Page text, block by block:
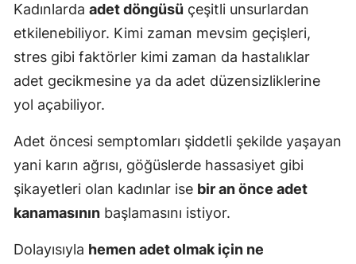
Kadınlarda adet döngüsü çeşitli unsurlardan
etkilenebiliyor. Kimi zaman mevsim geçişleri,
stres gibi faktörler kimi zaman da hastalıklar
adet gecikmesine ya da adet düzensizliklerine
yol açabiliyor.
Adet öncesi semptomları şiddetli şekilde yaşayan
yani karın ağrısı, göğüslerde hassasiyet gibi
şikayetleri olan kadınlar ise bir an önce adet
kanamasının başlamasını istiyor.
Dolayısıyla hemen adet olmak için ne